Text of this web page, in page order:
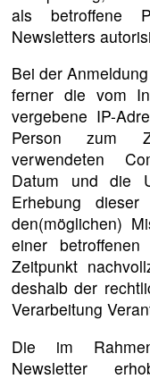
als betroffene
Newsletters
Bei der
ferner die vom
vergebene IP-
Person zum
verwendeten
Datum und die
Erhebung
den(möglichen)
einer
Zeitpunkt
deshalb der
Verarbeitung
Die im
Newsletter